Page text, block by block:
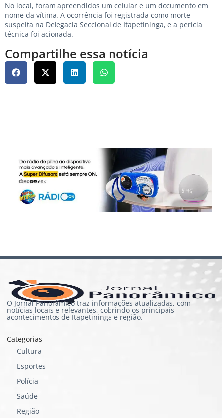
No local, foram apreendidos um celular e um documento em
nome da vítima. A ocorrência foi registrada como morte
suspeita na Delegacia Seccional de Itapetininga, e a perícia
técnica foi acionada.
Compartilhe essa notícia
O Jornal Panorâmico traz informações atualizadas, com
notícias locais e relevantes, cobrindo os principais
acontecimentos de Itapetininga e região.
Categorias
Cultura
Esportes
Polícia
Saúde
Região